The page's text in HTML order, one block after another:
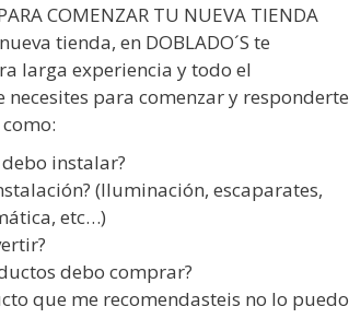
COMENZAR TU NUEVA TIENDA
tienda, en DOBLADO´S te
larga experiencia y todo el
para comenzar y responderte
debo instalar?
(Iluminación, escaparates,
etc…)
debo comprar?
que me recomendasteis no lo puedo